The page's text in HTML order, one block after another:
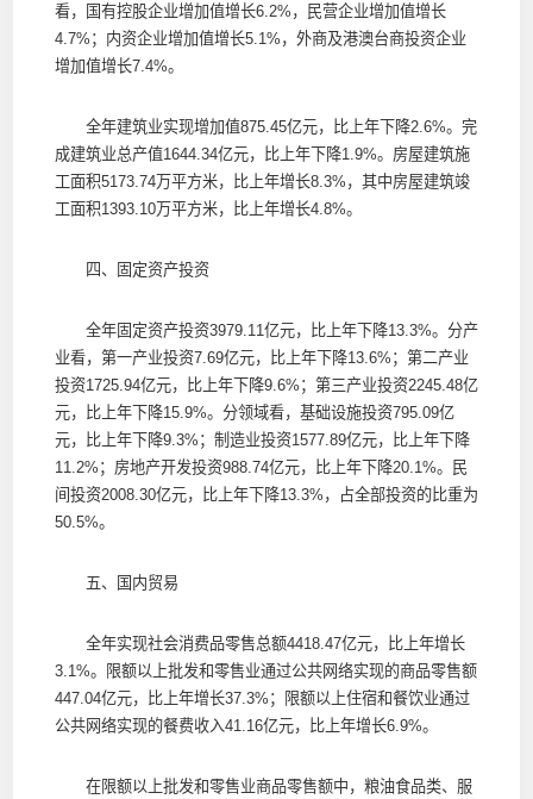
看，国有控股企业增加值增长6.2%，民营企业增加值增长
4.7%；内资企业增加值增长5.1%，外商及港澳台商投资企业
增加值增长7.4%。
全年建筑业实现增加值875.45亿元，比上年下降2.6%。完
成建筑业总产值1644.34亿元，比上年下降1.9%。房屋建筑施
工面积5173.74万平方米，比上年增长8.3%，其中房屋建筑竣
工面积1393.10万平方米，比上年增长4.8%。
四、固定资产投资
全年固定资产投资3979.11亿元，比上年下降13.3%。分产
业看，第一产业投资7.69亿元，比上年下降13.6%；第二产业
投资1725.94亿元，比上年下降9.6%；第三产业投资2245.48亿
元，比上年下降15.9%。分领域看，基础设施投资795.09亿
元，比上年下降9.3%；制造业投资1577.89亿元，比上年下降
11.2%；房地产开发投资988.74亿元，比上年下降20.1%。民
间投资2008.30亿元，比上年下降13.3%，占全部投资的比重为
50.5%。
五、国内贸易
全年实现社会消费品零售总额4418.47亿元，比上年增长
3.1%。限额以上批发和零售业通过公共网络实现的商品零售额
447.04亿元，比上年增长37.3%；限额以上住宿和餐饮业通过
公共网络实现的餐费收入41.16亿元，比上年增长6.9%。
在限额以上批发和零售业商品零售额中，粮油食品类、服